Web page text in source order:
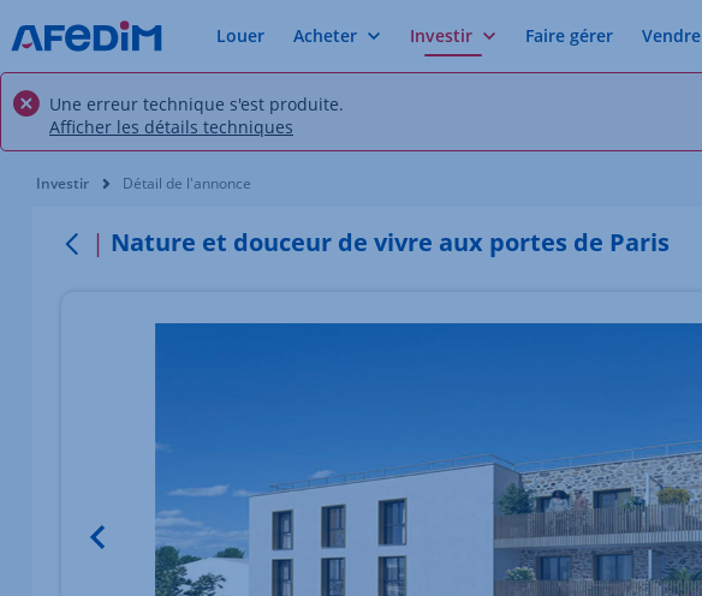
Louer Acheter Investir Faire gérer Vendre
Une erreur technique s'est produite.
Afficher les détails techniques
Vous êtes ici:
Investir Détail de l'annonce
Retour
Nature et douceur de vivre aux portes de Paris
Image du bien Afficher l'élément précédent
Élément 1 sur 4